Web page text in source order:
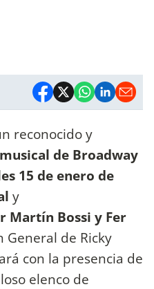
reconocido y
musical de Broadway
15 de enero de
y
Martín Bossi y Fer
General de Ricky
con la presencia de
elenco de